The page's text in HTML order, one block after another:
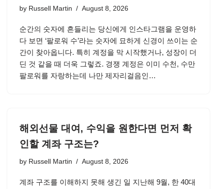
by Russell Martin August 8, 2026
순간의 숫자에 흔들리는 당신에게 인스타그램을 운영하
다 보면 ‘팔로워 수’라는 숫자에 묘하게 신경이 쓰이는 순
간이 찾아옵니다. 특히 계정을 막 시작했거나, 성장이 더
딘 것 같을 때 더욱 그렇죠. 경쟁 계정은 이미 수천, 수만
팔로워를 자랑하는데 나만 제자리걸음인…
해외선물 대여, 수익을 원한다면 먼저 확
인할 계좌 구조는?
by Russell Martin August 8, 2026
계좌 구조를 이해하지 못해 생긴 일 지난해 9월, 한 40대